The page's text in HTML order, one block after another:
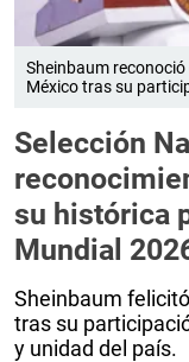
Sheinbaum reconoció
México tras su
Selección
su histórica
Mundial
Sheinbaum
tras su
y unidad del país.